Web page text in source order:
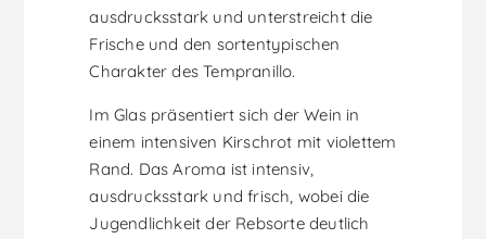
ausdrucksstark und unterstreicht die
Frische und den sortentypischen
Charakter des Tempranillo.
Im Glas präsentiert sich der Wein in
einem intensiven Kirschrot mit violettem
Rand. Das Aroma ist intensiv,
ausdrucksstark und frisch, wobei die
Jugendlichkeit der Rebsorte deutlich